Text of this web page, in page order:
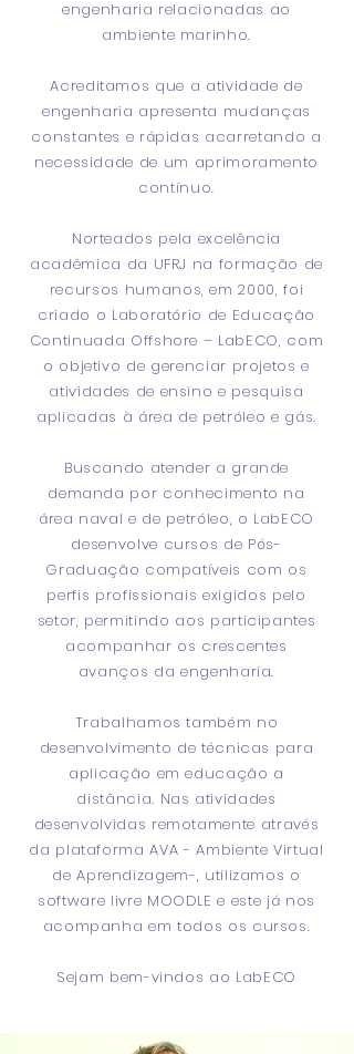
engenharia relacionadas ao
ambiente marinho.
Acreditamos que a atividade de
engenharia apresenta mudanças
constantes e rápidas acarretando a
necessidade de um aprimoramento
contínuo.
Norteados pela excelência
acadêmica da UFRJ na formação de
recursos humanos, em 2000, foi
criado o Laboratório de Educação
Continuada Offshore – LabECO, com
o objetivo de gerenciar projetos e
atividades de ensino e pesquisa
aplicadas à área de petróleo e gás.
Buscando atender a grande
demanda por conhecimento na
área naval e de petróleo, o LabECO
desenvolve cursos de Pós-
Graduação compatíveis com os
perfis profissionais exigidos pelo
setor, permitindo aos participantes
acompanhar os crescentes
avanços da engenharia.
Trabalhamos também no
desenvolvimento de técnicas para
aplicação em educação a
distância. Nas atividades
desenvolvidas remotamente através
da plataforma AVA - Ambiente Virtual
de Aprendizagem-, utilizamos o
software livre MOODLE e este já nos
acompanha em todos os cursos.
Sejam bem-vindos ao LabECO